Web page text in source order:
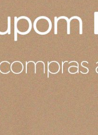
Pote para mostarda
Chegou tudo dentro do
Produto: Pote Para Mostarda
Ele veio com um pequeno
de fábrica e também
Porta Utensílios